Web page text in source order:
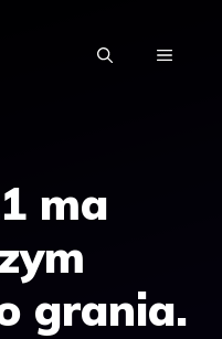
MENU
ma
grania.